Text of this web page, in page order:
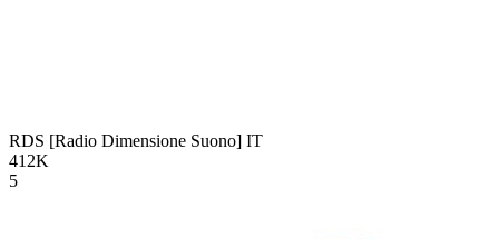
RDS [Radio Dimensione Suono] IT
412K
5